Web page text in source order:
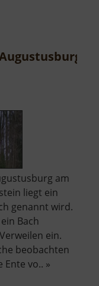
am
liegt ein
genannt wird.
Bach
ein.
beobachten
vo.. »